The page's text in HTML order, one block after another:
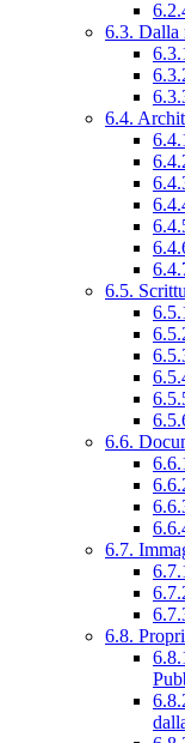
6.3. Dalla
6.4.
6.5.
6.6.
6.7.
6.8.